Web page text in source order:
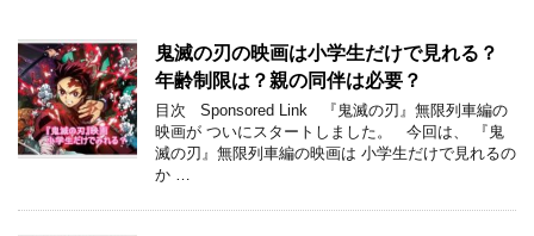
鬼滅の刃の映画は小学生だけで見れる？
年齢制限は？親の同伴は必要？
目次 Sponsored Link 『鬼滅の刃』無限列車編の
映画が ついにスタートしました。 今回は、 『鬼
滅の刃』無限列車編の映画は 小学生だけで見れるの
か …